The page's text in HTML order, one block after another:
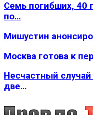
Семь погибших, 40
по…
Мишустин
Москва готова к
Несчастный
две…